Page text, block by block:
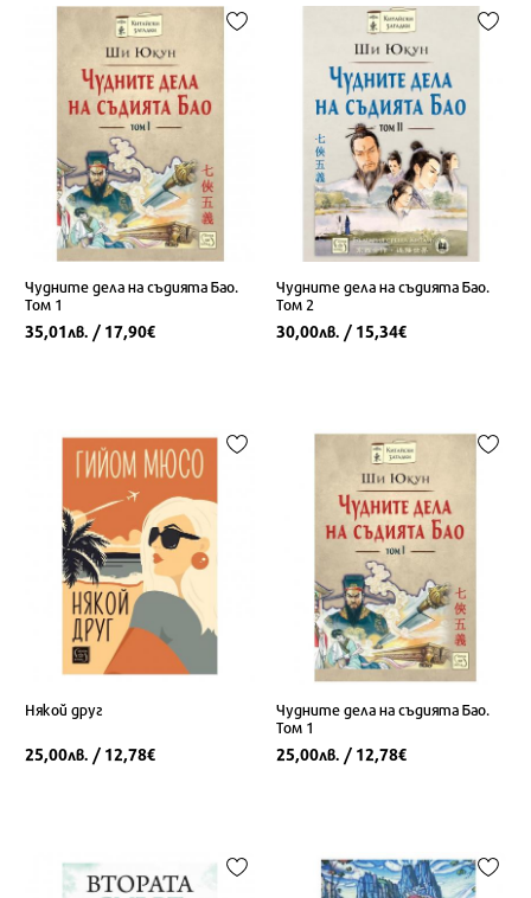
Чудните дела на съдията Бао.
Том 1
35,01лв. / 17,90€
Чудните дела на съдията Бао.
Том 2
30,00лв. / 15,34€
Някой друг
25,00лв. / 12,78€
Чудните дела на съдията Бао.
Том 1
25,00лв. / 12,78€